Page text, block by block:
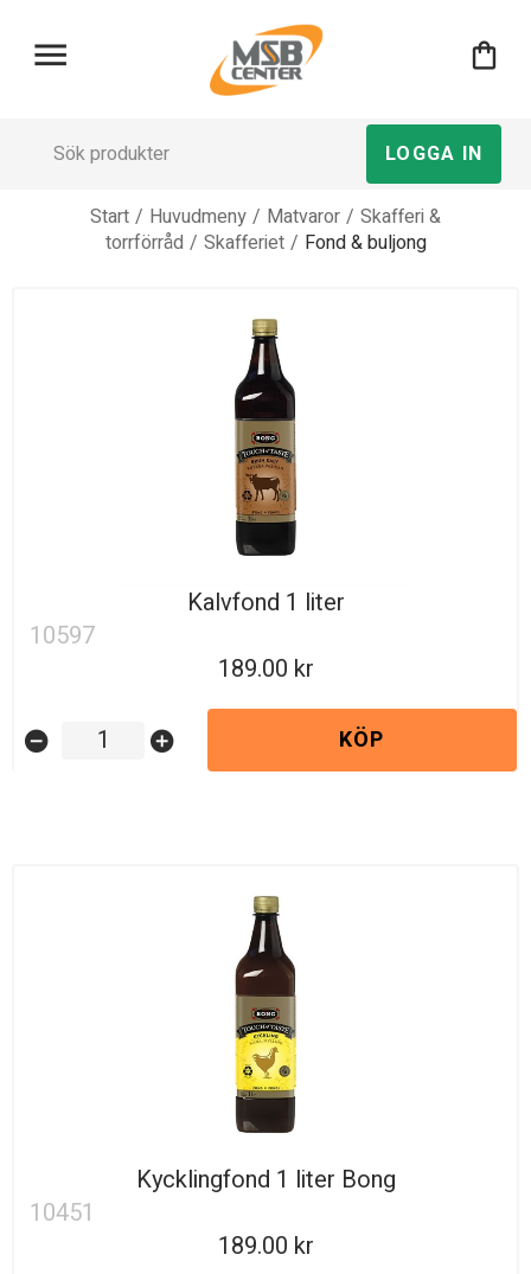
menu shopping_bag
LOGGA IN
Start / Huvudmeny / Matvaror / Skafferi &
torrförråd / Skafferiet / Fond & buljong
Kalvfond 1 liter
10597
189.00
remove_circle add_circle KÖP
Kycklingfond 1 liter Bong
10451
189.00